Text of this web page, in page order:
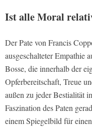
Ist alle Moral
Der Pate von Francis
ausgeschalteter Empathie
Bosse, die innerhalb der
Opferbereitschaft, Treue
außen zu jeder Bestialität
Faszination des Paten
einem Spiegelbild für